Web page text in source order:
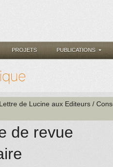
PROJETS PUBLICATIONS
de Lucine aux Editeurs /
de revue